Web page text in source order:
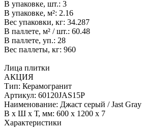
В упаковке, шт.: 3
В упаковке, м²: 2.16
Вес упаковки, кг: 34.287
В паллете, м² / шт.: 60.48
В паллете, уп.: 28
Вес паллеты, кг: 960
Лица плитки
АКЦИЯ
Тип: Керамогранит
Артикул: 60120JAS15P
Наименование: Джаст серый / Jast Gray
В x Ш x Т, мм: 600 x 1200 x 7
Характеристики